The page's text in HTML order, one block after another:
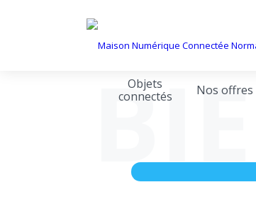
Objets
connectés
Nos offres